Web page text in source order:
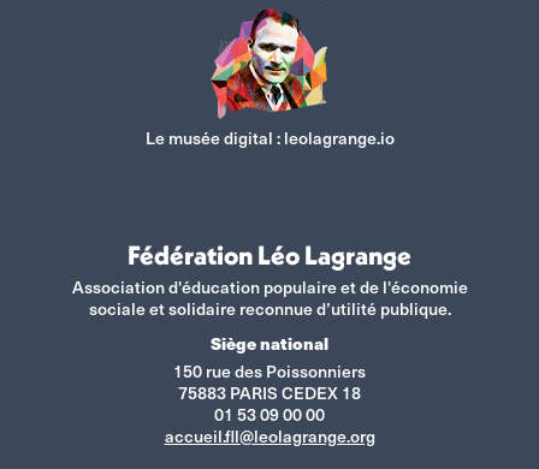
Le musée digital :leolagrange.io
Fédération Léo Lagrange
Association d'éducation populaire et de l'économie
sociale et solidaire reconnue d’utilité publique.
Siège national
150 rue des Poissonniers
75883 PARIS CEDEX 18
01 53 09 00 00
accueil.fll@leolagrange.org